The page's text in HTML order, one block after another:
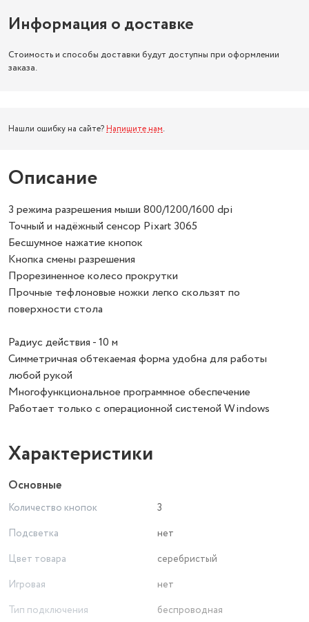
Информация о доставке
Стоимость и способы доставки будут доступны при оформлении
заказа.
Нашли ошибку на сайте? Напишите нам.
Описание
3 режима разрешения мыши 800/1200/1600 dpi
Точный и надёжный сенсор Pixart 3065
Бесшумное нажатие кнопок
Кнопка смены разрешения
Прорезиненное колесо прокрутки
Прочные тефлоновые ножки легко скользят по
поверхности стола
Радиус действия - 10 м
Симметричная обтекаемая форма удобна для работы
любой рукой
Многофункциональное программное обеспечение
Работает только с операционной системой Windows
Характеристики
Основные
Количество кнопок
3
Подсветка
нет
Цвет товара
серебристый
Игровая
нет
Тип подключения
беспроводная